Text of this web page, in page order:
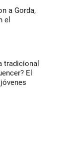
a Gorda,
el
tradicional
El